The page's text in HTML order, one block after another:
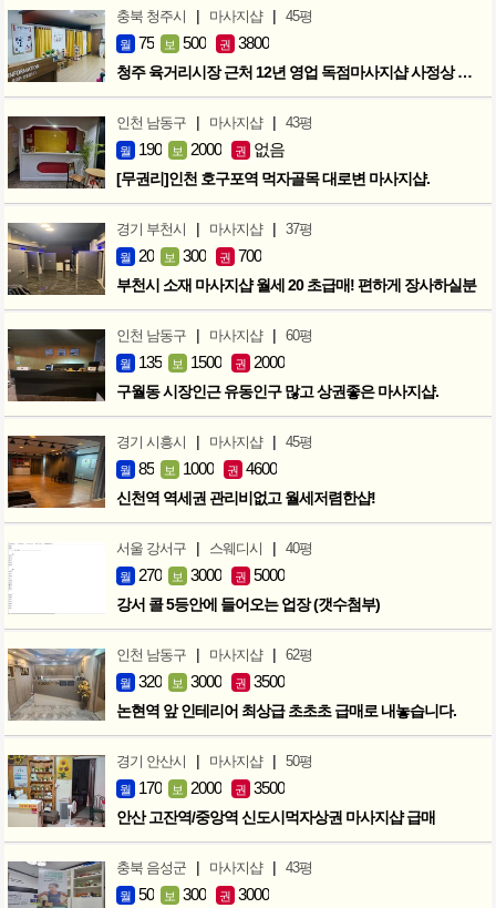
충북 청주시 | 마사지샵 | 45평
월 75 보 500 권 3800
청주 육거리시장 근처 12년 영업 독점마사지샵 사정상 급매합니다.
인천 남동구 | 마사지샵 | 43평
월 190 보 2000 권 없음
[무권리]인천 호구포역 먹자골목 대로변 마사지샵.
경기 부천시 | 마사지샵 | 37평
월 20 보 300 권 700
부천시 소재 마사지샵 월세 20 초급매! 편하게 장사하실분
인천 남동구 | 마사지샵 | 60평
월 135 보 1500 권 2000
구월동 시장인근 유동인구 많고 상권좋은 마사지샵.
경기 시흥시 | 마사지샵 | 45평
월 85 보 1000 권 4600
신천역 역세권 관리비없고 월세저렴한샵!
서울 강서구 | 스웨디시 | 40평
월 270 보 3000 권 5000
강서 콜 5등안에 들어오는 업장 (갯수첨부)
인천 남동구 | 마사지샵 | 62평
월 320 보 3000 권 3500
논현역 앞 인테리어 최상급 초초초 급매로 내놓습니다.
경기 안산시 | 마사지샵 | 50평
월 170 보 2000 권 3500
안산 고잔역/중앙역 신도시먹자상권 마사지샵 급매
충북 음성군 | 마사지샵 | 43평
월 50 보 300 권 3000